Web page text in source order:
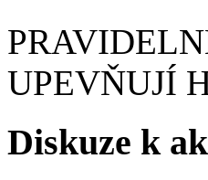
UPEVŇUJÍ
Diskuze k